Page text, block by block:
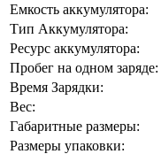
Емкость аккумулятора:
Тип Аккумулятора:
Ресурс аккумулятора:
Пробег на одном заряде:
Время Зарядки:
Вес:
Габаритные размеры:
Размеры упаковки: